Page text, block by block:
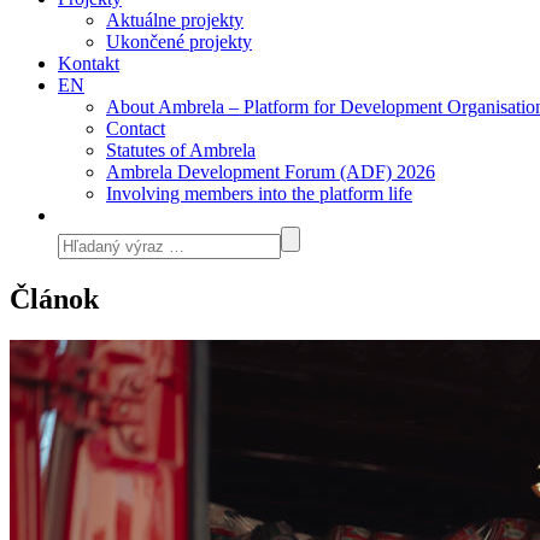
Aktuálne projekty
Ukončené projekty
Kontakt
EN
About Ambrela – Platform for Development
Contact
Statutes of Ambrela
Ambrela Development Forum (ADF) 2026
Involving members into the platform life
Článok